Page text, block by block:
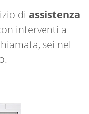
di assistenza
interventi a
sei nel